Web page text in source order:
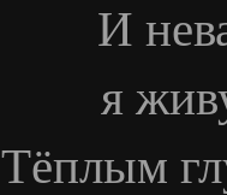
И
я
Тёплым